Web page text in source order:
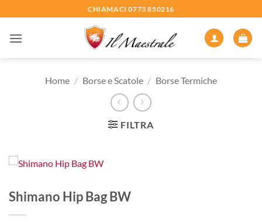
ai
contenuti
CHIAMACI 0773 850216
Home / Borse e Scatole / Borse Termiche
FILTRA
Shimano Hip Bag BW